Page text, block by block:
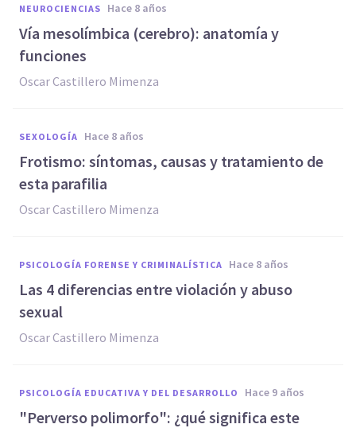
NEUROCIENCIAS hace 8 años
​Vía mesolímbica (cerebro): anatomía y
funciones
Oscar Castillero Mimenza
SEXOLOGÍA hace 8 años
Frotismo: síntomas, causas y tratamiento de
esta parafilia
Oscar Castillero Mimenza
PSICOLOGÍA FORENSE Y CRIMINALÍSTICA hace 8 años
Las 4 diferencias entre violación y abuso
sexual
Oscar Castillero Mimenza
PSICOLOGÍA EDUCATIVA Y DEL DESARROLLO hace 9 años
"Perverso polimorfo": ¿qué significa este